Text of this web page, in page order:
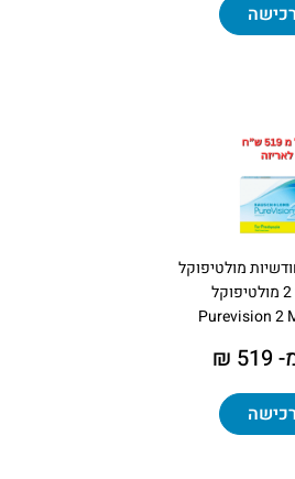
מולטיפוקל
Purevision 2
₪